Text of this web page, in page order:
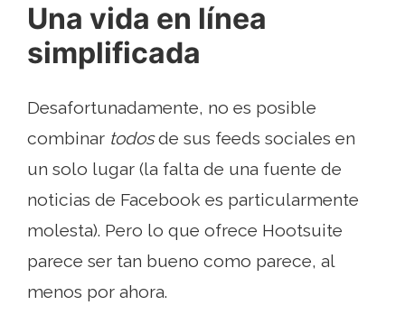
Una vida en línea
simplificada
Desafortunadamente, no es posible
combinar todosde sus feeds sociales en
un solo lugar (la falta de una fuente de
noticias de Facebook es particularmente
molesta). Pero lo que ofrece Hootsuite
parece ser tan bueno como parece, al
menos por ahora.